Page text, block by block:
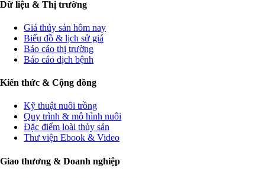
Dữ liệu & Thị trường
Giá thủy sản hôm nay
Biểu đồ & lịch sử giá
Báo cáo thị trường
Báo cáo dịch bệnh
Kiến thức & Cộng đồng
Kỹ thuật nuôi trồng
Quy trình & mô hình nuôi
Đặc điểm loài thủy sản
Thư viện Ebook & Video
Giao thương & Doanh nghiệp